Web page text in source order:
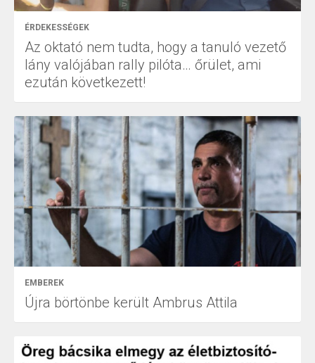
ÉRDEKESSÉGEK
Az oktató nem tudta, hogy a tanuló vezető
lány valójában rally pilóta… őrület, ami
ezután következett!
EMBEREK
Újra börtönbe került Ambrus Attila